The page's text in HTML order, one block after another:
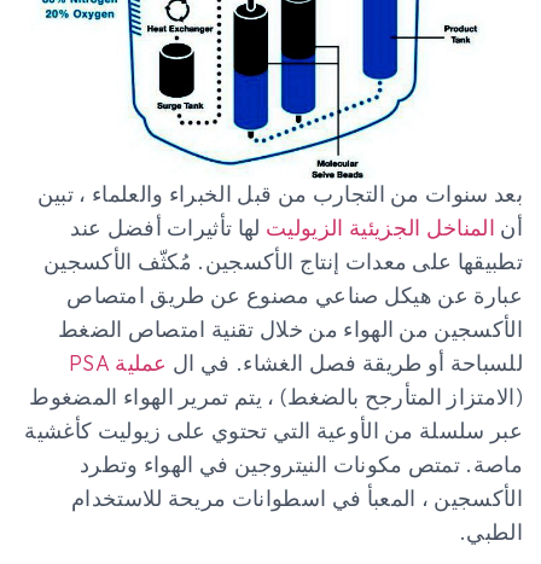
بعد سنوات من التجارب من قبل الخبراء والعلماء ، تبين
أن المناخل الجزيئية الزيوليت لها تأثيرات أفضل عند
تطبيقها على معدات إنتاج الأكسجين. مُكثّف الأكسجين
عبارة عن هيكل صناعي مصنوع عن طريق امتصاص
الأكسجين من الهواء من خلال تقنية امتصاص الضغط
للسباحة أو طريقة فصل الغشاء. في ال عملية PSA
(الامتزاز المتأرجح بالضغط) ، يتم تمرير الهواء المضغوط
عبر سلسلة من الأوعية التي تحتوي على زيوليت كأغشية
ماصة. تمتص مكونات النيتروجين في الهواء وتطرد
الأكسجين ، المعبأ في اسطوانات مريحة للاستخدام
الطبي.